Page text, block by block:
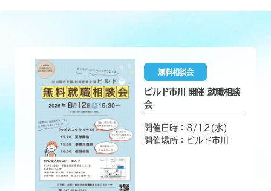
無料相談会
ビルド市川 開催 就職相談
会
開催日時：8/12(水)
開催場所：ビルド市川